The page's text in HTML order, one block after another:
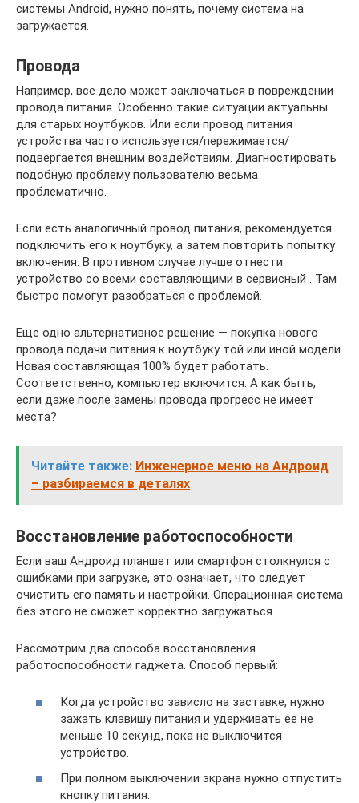
системы Android, нужно понять, почему система на
загружается.
Провода
Например, все дело может заключаться в повреждении
провода питания. Особенно такие ситуации актуальны
для старых ноутбуков. Или если провод питания
устройства часто используется/пережимается/
подвергается внешним воздействиям. Диагностировать
подобную проблему пользователю весьма
проблематично.
Если есть аналогичный провод питания, рекомендуется
подключить его к ноутбуку, а затем повторить попытку
включения. В противном случае лучше отнести
устройство со всеми составляющими в сервисный . Там
быстро помогут разобраться с проблемой.
Еще одно альтернативное решение — покупка нового
провода подачи питания к ноутбуку той или иной модели.
Новая составляющая 100% будет работать.
Соответственно, компьютер включится. А как быть,
если даже после замены провода прогресс не имеет
места?
Читайте также: Инженерное меню на Андроид
– разбираемся в деталях
Восстановление работоспособности
Если ваш Андроид планшет или смартфон столкнулся с
ошибками при загрузке, это означает, что следует
очистить его память и настройки. Операционная система
без этого не сможет корректно загружаться.
Рассмотрим два способа восстановления
работоспособности гаджета. Способ первый:
Когда устройство зависло на заставке, нужно
зажать клавишу питания и удерживать ее не
меньше 10 секунд, пока не выключится
устройство.
При полном выключении экрана нужно отпустить
кнопку питания.